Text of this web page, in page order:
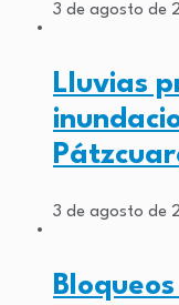
3 de agosto de
Lluvias
3 de agosto de